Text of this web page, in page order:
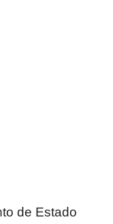
de Estado